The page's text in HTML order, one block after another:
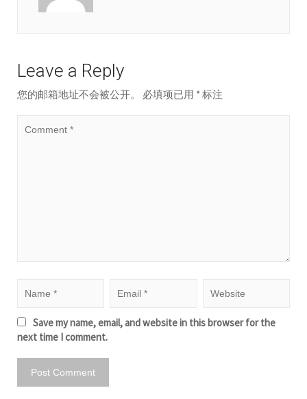
Leave a Reply
您的邮箱地址不会被公开。 必填项已用 *标注
Save my name, email, and website in this browser for the
next time I comment.